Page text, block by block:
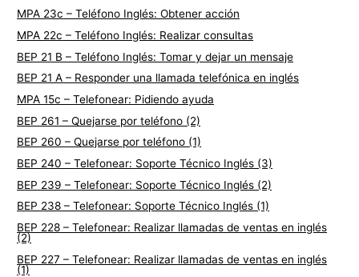
MPA 23c – Teléfono Inglés: Obtener acción
MPA 22c – Teléfono Inglés: Realizar consultas
BEP 21 B – Teléfono Inglés: Tomar y dejar un mensaje
BEP 21 A – Responder una llamada telefónica en inglés
MPA 15c – Telefonear: Pidiendo ayuda
BEP 261 – Quejarse por teléfono (2)
BEP 260 – Quejarse por teléfono (1)
BEP 240 – Telefonear: Soporte Técnico Inglés (3)
BEP 239 – Telefonear: Soporte Técnico Inglés (2)
BEP 238 – Telefonear: Soporte Técnico Inglés (1)
BEP 228 – Telefonear: Realizar llamadas de ventas en inglés
(2)
BEP 227 – Telefonear: Realizar llamadas de ventas en inglés
(1)